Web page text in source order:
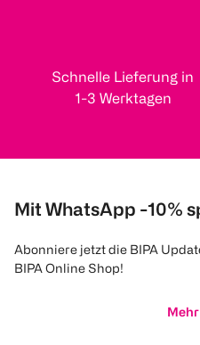
Schnelle Lieferung in
1-3 Werktagen
Mit WhatsApp -10%
Abonniere jetzt die BIPA
BIPA Online Shop!